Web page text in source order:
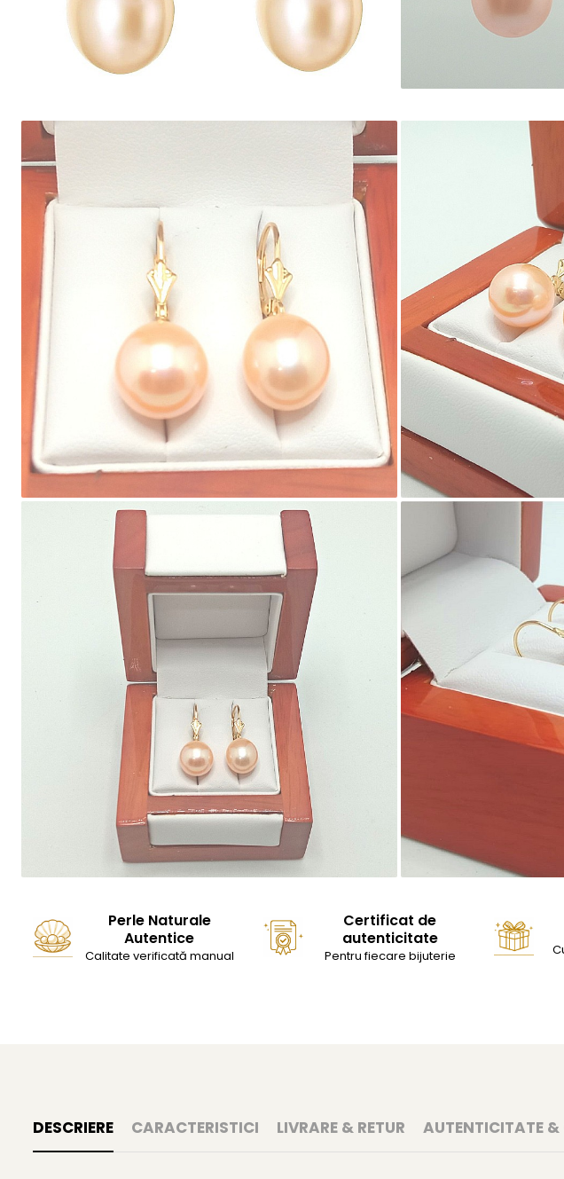
Seturi Perle cu Argint
Brățări cu Perle
Pandantive cu Perle
Perle Naturale
Autentice
Calitate verificată manual
Certificat de
autenticitate
Pentru fiecare bijuterie
DESCRIERE CARACTERISTICI LIVRARE & RETUR AUTENTICITATE &